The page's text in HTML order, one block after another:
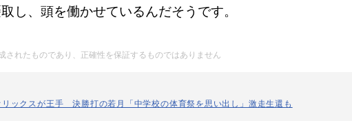
し、頭を働かせているんだそうです。
れたものであり、正確性を保証するものではありません
ックスが王手 決勝打の若月「中学校の体育祭を思い出し」激走生還も